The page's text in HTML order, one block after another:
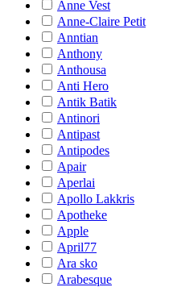
Anne Vest
Anne-Claire Petit
Anntian
Anthony
Anthousa
Anti Hero
Antik Batik
Antinori
Antipast
Antipodes
Apair
Aperlai
Apollo Lakkris
Apotheke
Apple
April77
Ara sko
Arabesque